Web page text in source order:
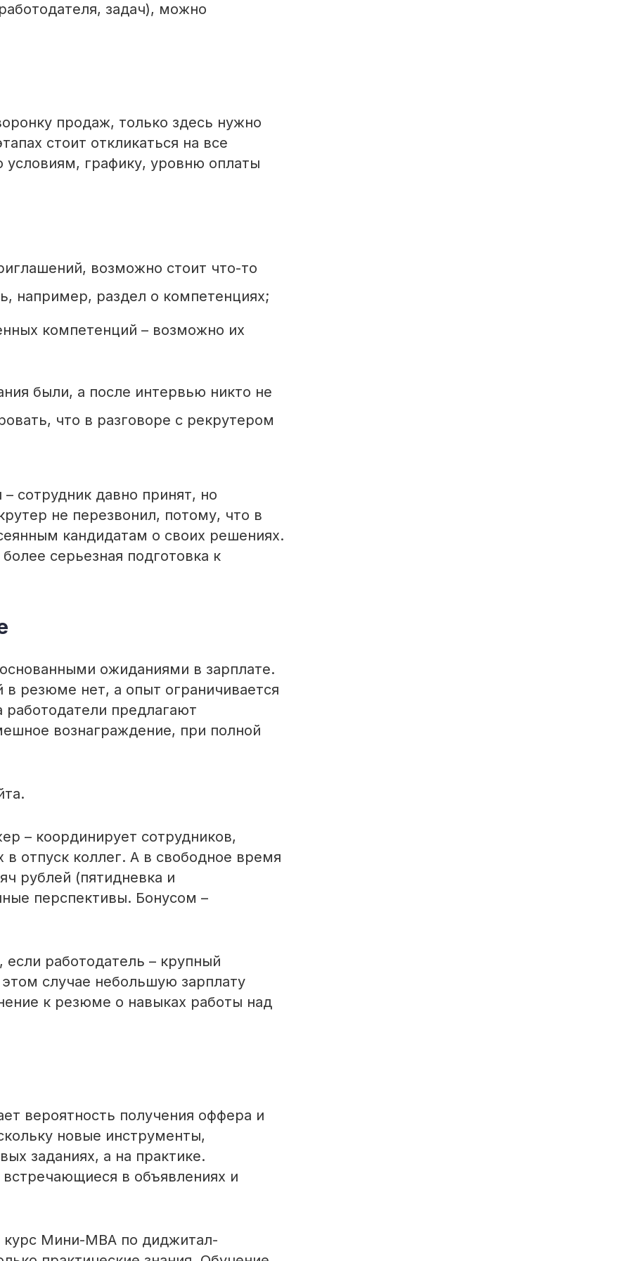
задач), можно
продаж, только здесь нужно
стоит откликаться на все
графику, уровню оплаты
возможно стоит что-то
например, раздел о компетенциях;
компетенций – возможно их
были, а после интервью никто не
что в разговоре с рекрутером
сотрудник давно принят, но
не перезвонил, потому, что в
кандидатам о своих решениях.
серьезная подготовка к
ожиданиями в зарплате.
резюме нет, а опыт ограничивается
предлагают
вознаграждение, при полной
– координирует сотрудников,
отпуск коллег. А в свободное время
рублей (пятидневка и
перспективы. Бонусом –
работодатель – крупный
случае небольшую зарплату
к резюме о навыках работы над
вероятность получения оффера и
новые инструменты,
заданиях, а на практике.
в объявлениях и
Мини-МВА по диджитал-